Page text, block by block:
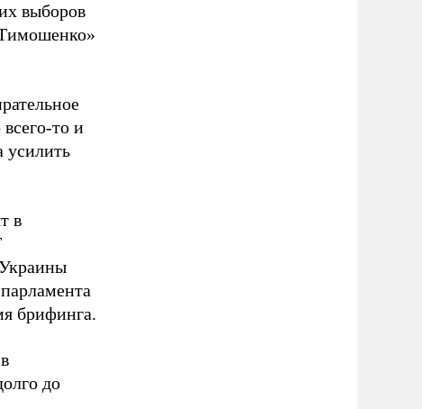
выборов
то и
усилить
в
брифинга.
до